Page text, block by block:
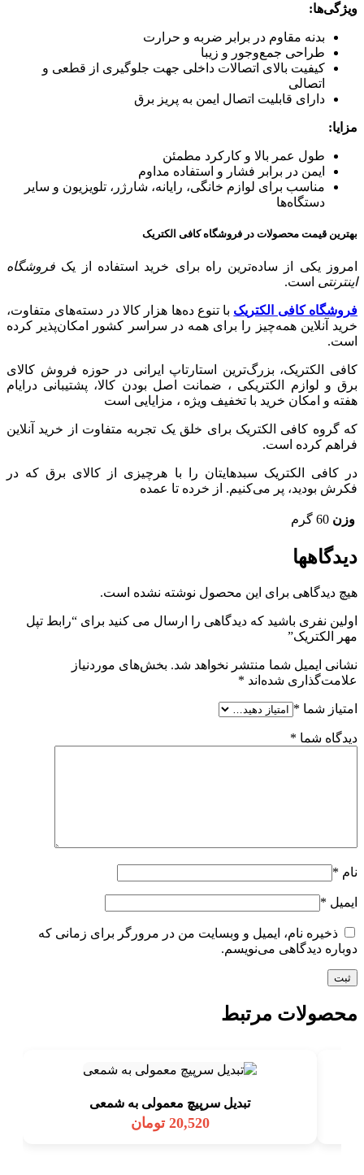
ویژگی‌ها:
بدنه مقاوم در برابر ضربه و حرارت
طراحی جمع‌وجور و زیبا
کیفیت بالای اتصالات داخلی جهت جلوگیری از قطعی و
اتصالی
دارای قابلیت اتصال ایمن به پریز برق
مزایا:
طول عمر بالا و کارکرد مطمئن
ایمن در برابر فشار و استفاده مداوم
مناسب برای لوازم خانگی، رایانه، شارژر، تلویزیون و سایر
دستگاه‌ها
بهترین قیمت محصولات در فروشگاه کافی الکتریک
امروز یکی از ساده‌ترین راه برای خرید استفاده از یک فروشگاه
اینترنتی است.
فروشگاه کافی الکتریک با تنوع ده‌ها هزار کالا در دسته‌های متفاوت،
خرید آنلاین همه‌چیز را برای همه در سراسر کشور امکان‌پذیر کرده
است.
کافی الکتریک، بزرگ‌ترین استارتاپ ایرانی در حوزه فروش کالای
برق و لوازم الکتریکی ،‌ ضمانت اصل بودن کالا، پشتیبانی درایام
هفته و امکان خرید با تخفیف ویژه ، مزایایی است
که گروه کافی الکتریک برای خلق یک تجربه متفاوت از خرید آنلاین
فراهم کرده است.
در کافی الکتریک سبدهایتان را با هرچیزی از کالای برق که در
فکرش بودید، پر می‌کنیم. از خرده تا عمده
وزن 60 گرم
دیدگاهها
هیچ دیدگاهی برای این محصول نوشته نشده است.
اولین نفری باشید که دیدگاهی را ارسال می کنید برای “رابط تپل
مهر الکتریک”
نشانی ایمیل شما منتشر نخواهد شد. بخش‌های موردنیاز
علامت‌گذاری شده‌اند *
امتیاز شما *
دیدگاه شما *
نام *
ایمیل *
ذخیره نام، ایمیل و وبسایت من در مرورگر برای زمانی که
دوباره دیدگاهی می‌نویسم.
محصولات مرتبط
تبدیل سرپیچ معمولی به شمعی
20,520 تومان